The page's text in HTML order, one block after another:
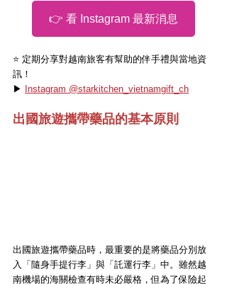
👉 看 Instagram 最新消息
⭐️ 定期分享對越南旅客有幫助的伴手禮與當地資
訊！
▶
Instagram @starkitchen_vietnamgift_ch
出國旅遊攜帶藥品的基本原則
出國旅遊攜帶藥品時，最重要的是將藥品分別放
入「隨身手提行李」與「託運行李」中。雖然越
南機場的海關檢查有時未必嚴格，但為了保險起